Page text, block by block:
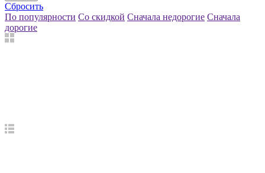
Сбросить
По популярности Со скидкой Сначала недорогие Сначала
дорогие